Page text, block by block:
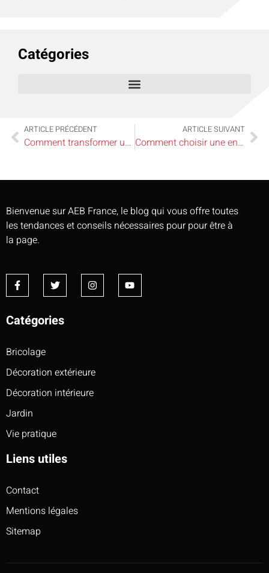
Catégories
ARTICLE PRÉCÉDENT
Comment transformer une petite salle de bain en un espace dedétente?
ARTICLE SUIVANT
Comment choisir une entreprise de rénovation fiable et professionnelle?
Bienvenue sur AEB France, le blog qui vous offre toutes
les tendances et conseils nécessaires pour pour être à
la page.
Catégories
Bricolage
Décoration extérieure
Décoration intérieure
Jardin
Vie pratique
Liens utiles
Contact
Mentions légales
Sitemap